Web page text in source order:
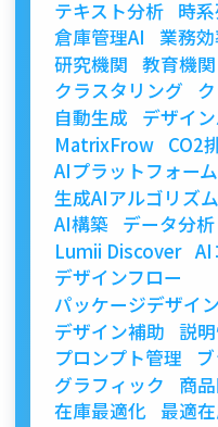
テキスト分析 時
倉庫管理AI
業務
研究機関 教育機関
クラスタリング
自動生成
デザイ
MatrixFrow CO2
AIプラットフォーム
生成AIアルゴリズム
AI構築
データ分析
Lumii Discover AI
デザインフロー
パッケージデザイ
デザイン補助 説
プロンプト管理
グラフィック
商
在庫最適化 最適